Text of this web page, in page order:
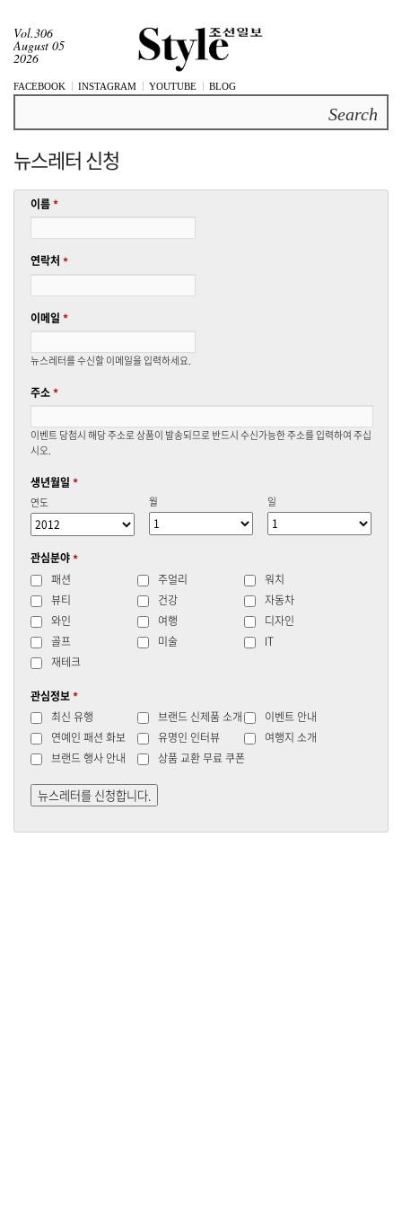
Vol.306
August 05
2026
FACEBOOK INSTAGRAM YOUTUBE BLOG
뉴스레터 신청
이름*
연락처 *
이메일 *
뉴스레터를 수신할 이메일을 입력하세요.
주소*
이벤트 당첨시 해당 주소로 상품이 발송되므로 반드시 수신가능한 주소를 입력하여 주십
시오.
생년월일 *
연도 월 일
관심분야*
패션
주얼리
워치
뷰티
건강
자동차
와인
여행
디자인
골프
미술
IT
재테크
관심정보*
최신 유행
브랜드 신제품 소개
이벤트 안내
연예인 패션 화보
유명인 인터뷰
여행지 소개
브랜드 행사 안내
상품 교환 무료 쿠폰